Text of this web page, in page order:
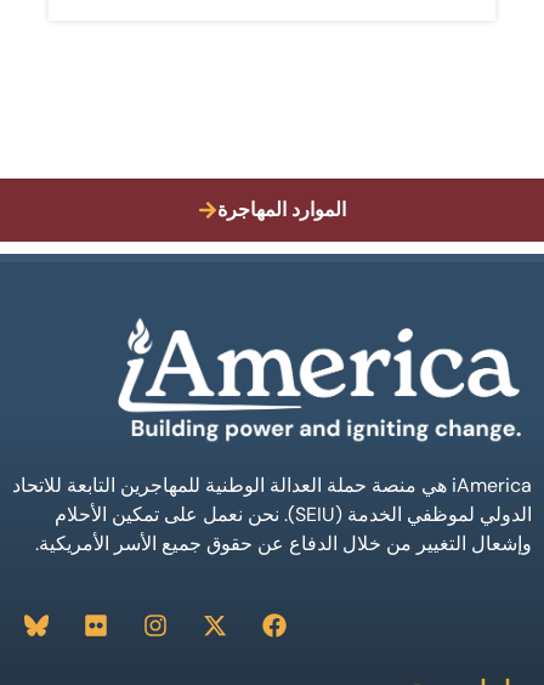
الموارد المهاجرة
iAmerica هي منصة حملة العدالة الوطنية للمهاجرين التابعة للاتحاد
الدولي لموظفي الخدمة (SEIU). نحن نعمل على تمكين الأحلام
وإشعال التغيير من خلال الدفاع عن حقوق جميع الأسر الأمريكية.